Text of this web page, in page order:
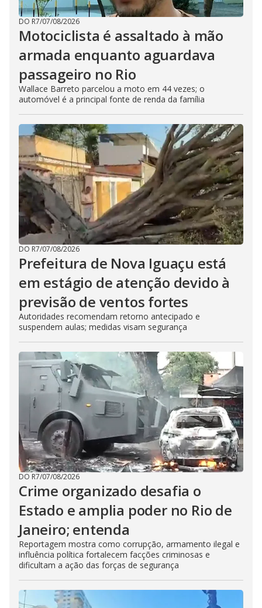
DO R7/07/08/2026
Motociclista é assaltado à mão
armada enquanto aguardava
passageiro no Rio
Wallace Barreto parcelou a moto em 44 vezes; o
automóvel é a principal fonte de renda da família
DO R7/07/08/2026
Prefeitura de Nova Iguaçu está
em estágio de atenção devido à
previsão de ventos fortes
Autoridades recomendam retorno antecipado e
suspendem aulas; medidas visam segurança
DO R7/07/08/2026
Crime organizado desafia o
Estado e amplia poder no Rio de
Janeiro; entenda
Reportagem mostra como corrupção, armamento ilegal e
influência política fortalecem facções criminosas e
dificultam a ação das forças de segurança